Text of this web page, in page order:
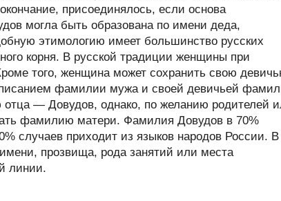
присоединялось, если основа
могла быть образована по имени деда,
этимологию имеет большинство русских
корня. В русской традиции женщины при
того, женщина может сохранить свою
фамилии мужа и своей девичьей
— Довудов, однако, по желанию родителей
фамилию матери. Фамилия Довудов в 70%
случаев приходит из языков народов России. В
прозвища, рода занятий или места
линии.